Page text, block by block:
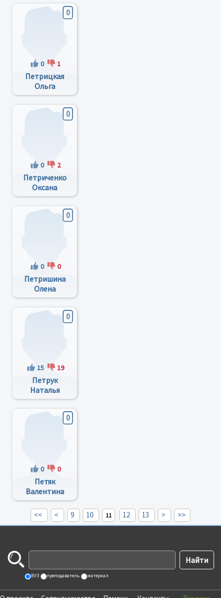
0
0 1
Петрицкая
Ольга
Станиславовна
0
0 2
Петриченко
Оксана
Францівна
0
0 0
Петришина
Олена
Володимирівна
0
15 19
Петрук
Наталья
Кирилівна
0
0 0
Петяк
Валентина
Ивановна
<< < 9 10 11 12 13 > >>
ВУЗ преподаватель материал